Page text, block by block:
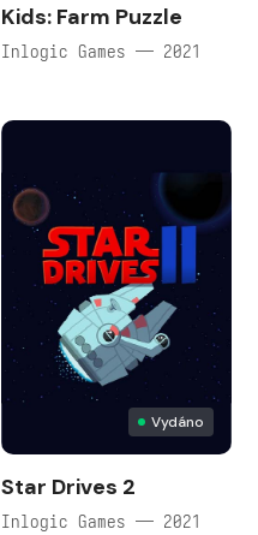
Kids: Farm Puzzle
Inlogic Games — 2021
Vydáno
Star Drives 2
Inlogic Games — 2021